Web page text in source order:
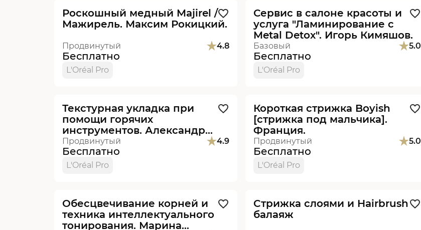
Роскошный медный Majirel /
Мажирель. Максим Рокицкий.
Продвинутый 4.8
Бесплатно
L'Oréal Pro
Сервис в салоне красоты и
услуга "Ламинирование с
Metal Detox". Игорь Кимяшов.
Базовый 5.0
Бесплатно
L'Oréal Pro
Текстурная укладка при
помощи горячих
инструментов. Александр
Масловский.
Продвинутый 4.9
Бесплатно
L'Oréal Pro
Короткая стрижка Boyish
[стрижка под мальчика].
Франция.
Продвинутый 5.0
Бесплатно
L'Oréal Pro
Обесцвечивание корней и
техника интеллектуального
тонирования. Марина
Cтрижка слоями и Hairbrush
балаяж